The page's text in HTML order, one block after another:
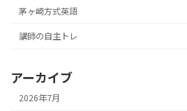
茅ヶ崎方式英語
講師の自主トレ
アーカイブ
2026年7月